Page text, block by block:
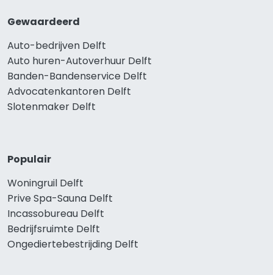
Gewaardeerd
Auto-bedrijven Delft
Auto huren-Autoverhuur Delft
Banden-Bandenservice Delft
Advocatenkantoren Delft
Slotenmaker Delft
Populair
Woningruil Delft
Prive Spa-Sauna Delft
Incassobureau Delft
Bedrijfsruimte Delft
Ongediertebestrijding Delft